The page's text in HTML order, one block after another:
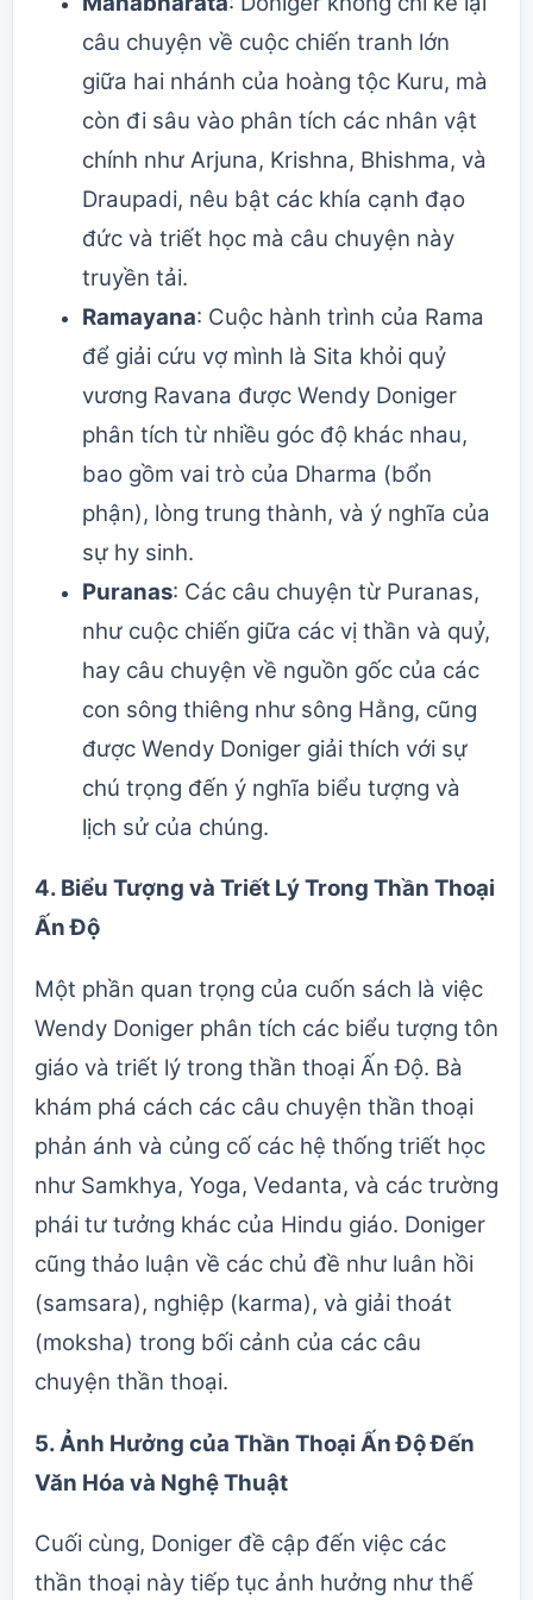
câu chuyện về cuộc chiến tranh lớn
giữa hai nhánh của hoàng tộc Kuru, mà
còn đi sâu vào phân tích các nhân vật
chính như Arjuna, Krishna, Bhishma, và
Draupadi, nêu bật các khía cạnh đạo
đức và triết học mà câu chuyện này
truyền tải.
Ramayana: Cuộc hành trình của Rama
để giải cứu vợ mình là Sita khỏi quỷ
vương Ravana được Wendy Doniger
phân tích từ nhiều góc độ khác nhau,
bao gồm vai trò của Dharma (bổn
phận), lòng trung thành, và ý nghĩa của
sự hy sinh.
Puranas: Các câu chuyện từ Puranas,
như cuộc chiến giữa các vị thần và quỷ,
hay câu chuyện về nguồn gốc của các
con sông thiêng như sông Hằng, cũng
được Wendy Doniger giải thích với sự
chú trọng đến ý nghĩa biểu tượng và
lịch sử của chúng.
4. Biểu Tượng và Triết Lý Trong Thần Thoại
Ấn Độ
Một phần quan trọng của cuốn sách là việc
Wendy Doniger phân tích các biểu tượng tôn
giáo và triết lý trong thần thoại Ấn Độ. Bà
khám phá cách các câu chuyện thần thoại
phản ánh và củng cố các hệ thống triết học
như Samkhya, Yoga, Vedanta, và các trường
phái tư tưởng khác của Hindu giáo. Doniger
cũng thảo luận về các chủ đề như luân hồi
(samsara), nghiệp (karma), và giải thoát
(moksha) trong bối cảnh của các câu
chuyện thần thoại.
5.Ảnh Hưởng của Thần Thoại Ấn Độ Đến
Văn Hóa và Nghệ Thuật
Cuối cùng, Doniger đề cập đến việc các
thần thoại này tiếp tục ảnh hưởng như thế